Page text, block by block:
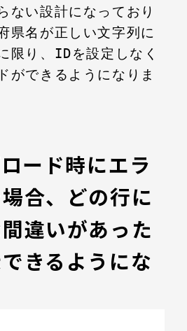
ない設計になっており
県名が正しい文字列に
限り、IDを設定しなく
ができるようになりま
ード時にエラ
合、どの行に
違いがあった
きるようにな